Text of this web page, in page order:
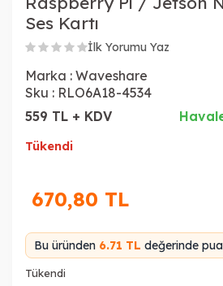
Ses Kartı
İlk Yorumu Yaz
Marka : Waveshare
Sku : RLO6A18-4534
559 TL + KDV
Tükendi
670,80 TL
Bu üründen 6.71 TL değerinde
Tükendi